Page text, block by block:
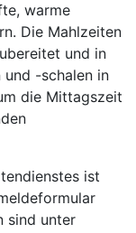
warme
Die Mahlzeiten
und in
und -schalen in
die Mittagszeit
ist
sind unter